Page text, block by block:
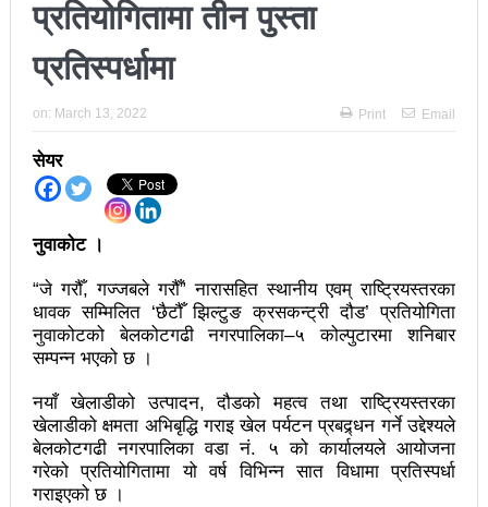
छिटफुटबाहेक शान्तिपूर्ण रुपमा मतदान सम्पन्न
आज प्रतिनिधिसभा सदस्य निर्वाचनः देशैभर मतदान जारी
बैतडीमा जन्तिबस दुर्घटनाः १३ जनाको मृत्यु
कविता – अपजश
पुरस्कार वितरणबिनै काउन्सिलले सम्पन्न गर्‍यो वार्षिकोत्सव
हितेन्द्रदेव शाक्यलाई पद छाड्नुपर्ने नैतिक दबाबः समय बुझेर
बाटो खुलाउन मन्त्री घिसिङको म्यासेज
खतिवडाको नयाँ गीत जमाना आजकाल
सहनशीलताको ब्रेक
राममाया च्यामिनीसँग दशरथ चन्दको अनुरोध – प्रेमविनोद नन्दन
चलचित्र विकास बोर्डका नवनियुक्त सदस्य गणेश सुवेदीलाई
आइएनएनएफद्वारा सम्मान
प्रतियोगितामा तीन पुस्ता
प्रतिस्पर्धामा
on: March 13, 2022 Print Email
सेयर
नुवाकोट ।
“जे गरौँ, गज्जबले गरौँ” नारासहित स्थानीय एवम् राष्ट्रियस्तरका
धावक सम्मिलित ‘छैटौँ झिल्टुङ क्रसकन्ट्री दौड’ प्रतियोगिता
नुवाकोटको बेलकोटगढी नगरपालिका–५ कोल्पुटारमा शनिबार
सम्पन्न भएको छ ।
नयाँ खेलाडीको उत्पादन, दौडको महत्व तथा राष्ट्रियस्तरका
खेलाडीको क्षमता अभिबृद्धि गराइ खेल पर्यटन प्रबद्र्धन गर्ने उद्देश्यले
बेलकोटगढी नगरपालिका वडा नं. ५ को कार्यालयले आयोजना
गरेको प्रतियोगितामा यो वर्ष विभिन्न सात विधामा प्रतिस्पर्धा
गराइएको छ ।